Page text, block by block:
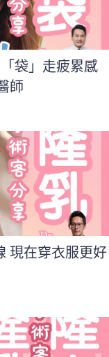
袋」走疲累感
師
現在穿衣服更好